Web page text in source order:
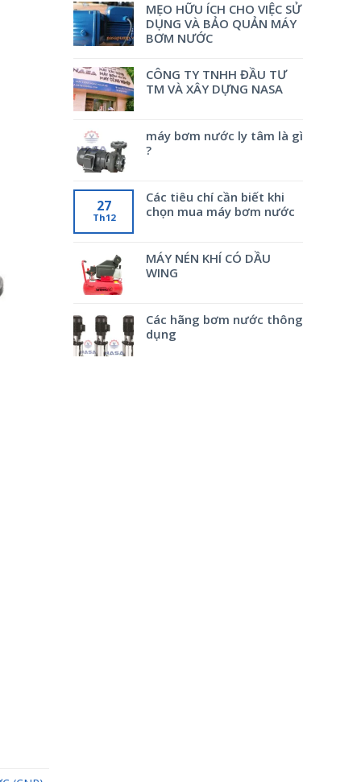
MẸO HỮU ÍCH CHO VIỆC SỬ
DỤNG VÀ BẢO QUẢN MÁY
BƠM NƯỚC
CÔNG TY TNHH ĐẦU TƯ
TM VÀ XÂY DỰNG NASA
máy bơm nước ly tâm là gì
?
27
Th12
Các tiêu chí cần biết khi
chọn mua máy bơm nước
MÁY NÉN KHÍ CÓ DẦU
WING
Các hãng bơm nước thông
dụng